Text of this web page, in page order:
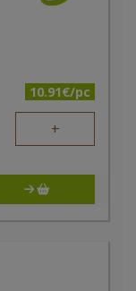
10.91€/pc
+